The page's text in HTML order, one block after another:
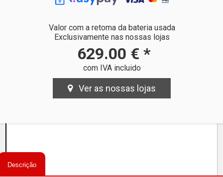
Valor com a retoma da bateria usada
Exclusivamente nas nossas lojas
629.00 € *
com IVA incluido
Ver as nossas lojas
Descrição